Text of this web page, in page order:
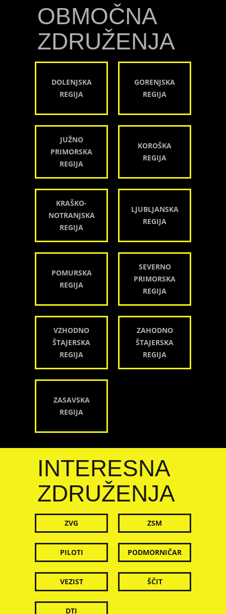
OBMOČNA
ZDRUŽENJA
DOLENJSKA
REGIJA
GORENJSKA
REGIJA
JUŽNO
PRIMORSKA
REGIJA
KOROŠKA
REGIJA
KRAŠKO-
NOTRANJSKA
REGIJA
LJUBLJANSKA
REGIJA
POMURSKA
REGIJA
SEVERNO
PRIMORSKA
REGIJA
VZHODNO
ŠTAJERSKA
REGIJA
ZAHODNO
ŠTAJERSKA
REGIJA
ZASAVSKA
REGIJA
INTERESNA
ZDRUŽENJA
ZVG ZSM
PILOTI PODMORNIČAR
VEZIST ŠČIT
DTI